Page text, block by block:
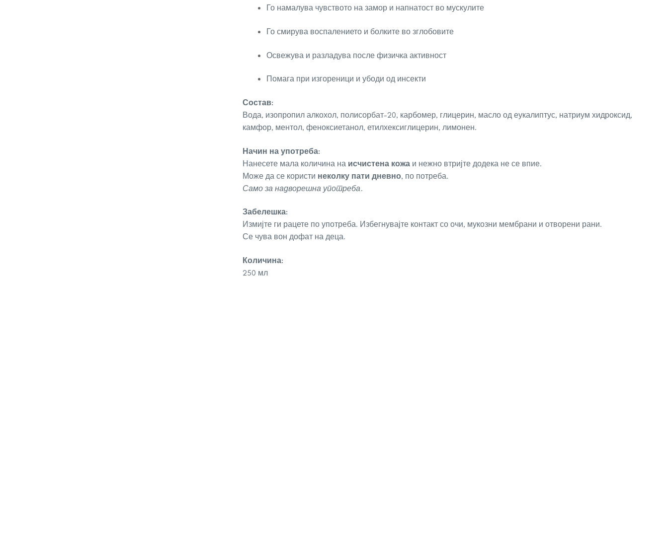
Го намалува чувството на замор и напнатост во мускулите
Го смирува воспалението и болките во зглобовите
Освежува и разладува после физичка активност
Помага при изгореници и убоди од инсекти
Состав:
Вода, изопропил алкохол, полисорбат-20, карбомер, глицерин, масло од еукалиптус, натриум хидроксид,
камфор, ментол, феноксиетанол, етилхексиглицерин, лимонен.
Начин на употреба:
Нанесете мала количина на исчистена кожаи нежно втријте додека не се впие.
Може да се користи неколку пати дневно, по потреба.
Само за надворешна употреба.
Забелешка:
Измијте ги рацете по употреба. Избегнувајте контакт со очи, мукозни мембрани и отворени рани.
Се чува вон дофат на деца.
Количина:
250 мл